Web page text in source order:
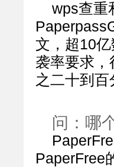
wps查重
文，超10
袭率要求
之二十到百
问：哪
PaperFree